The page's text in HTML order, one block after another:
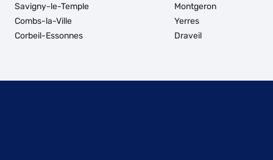
Savigny-le-Temple
Combs-la-Ville
Corbeil-Essonnes
Montgeron
Yerres
Draveil